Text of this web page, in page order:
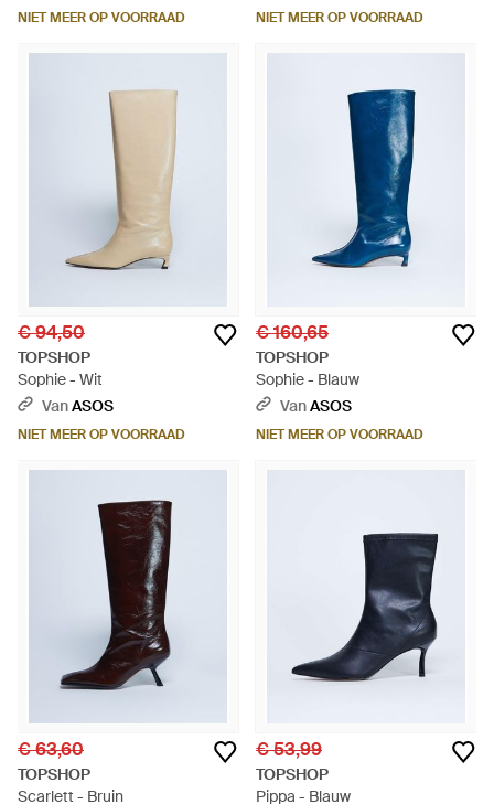
NIET MEER OP VOORRAAD NIET MEER OP VOORRAAD
€ 94,50
TOPSHOP
Sophie - Wit
VanASOS
NIET MEER OP VOORRAAD
€ 160,65
TOPSHOP
Sophie - Blauw
VanASOS
NIET MEER OP VOORRAAD
€ 63,60
TOPSHOP
Scarlett - Bruin
€ 53,99
TOPSHOP
Pippa - Blauw